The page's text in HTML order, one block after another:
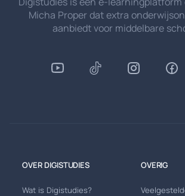
Micha Proper dat extra
aanbiedt voor middelbare
OVER DIGISTUDIES
Wat is Digistudies?
OVERIG